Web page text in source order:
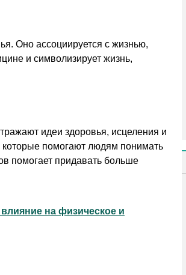
Оно ассоциируется с жизнью,
и символизирует жизнь,
идеи здоровья, исцеления и
помогают людям понимать
помогает придавать больше
на физическое и